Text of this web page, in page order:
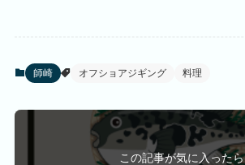
師崎 オフショアジギング 料理
この記事が気に入ったら